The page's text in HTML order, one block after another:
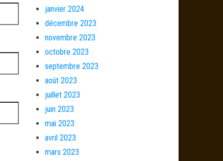
janvier 2024
décembre 2023
novembre 2023
octobre 2023
septembre 2023
août 2023
juillet 2023
juin 2023
mai 2023
avril 2023
mars 2023